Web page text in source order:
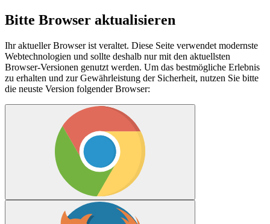
Bitte Browser aktualisieren
Ihr aktueller Browser ist veraltet. Diese Seite verwendet modernste
Webtechnologien und sollte deshalb nur mit den aktuellsten
Browser-Versionen genutzt werden. Um das bestmögliche Erlebnis
zu erhalten und zur Gewährleistung der Sicherheit, nutzen Sie bitte
die neuste Version folgender Browser: